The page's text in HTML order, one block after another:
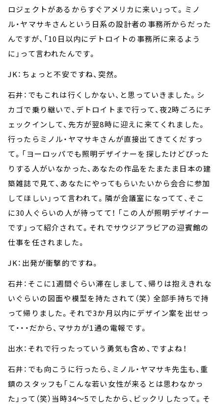
ロジェクトがあるからすぐアメリカに来い」って。ミノ
ル・ヤマサキさんという日系の設計者の事務所からだった
んですが、「10日以内にデトロイトの事務所に来るよう
に」って言われたんです。
JK：ちょっと不安ですね、突然。
石井：でもこれは行くしかない、と思っていきました。シ
カゴで乗り継いで、デトロイトまで行って、夜2時ごろにチ
ェックインして、先方が翌8時に迎えに来てくれました。
行ったらミノル・ヤマサキさんが直接出てきてくだすっ
て。「ヨーロッパでも照明デザイナーを探したけどぴった
りする人がいなかった、あなたの作品をたまたま日本の建
築雑誌で見て、あなたにやってもらいたいから会合に参加
してほしい」って言われて。隣が会議室になってて、そこ
に30人ぐらいの人が待ってて！ 「この人が照明デザイナー
です」って紹介されて。それでサウジアラビアの迎賓館の
仕事を任されました。
JK：出発が衝撃的ですね。
石井：そこに1週間ぐらい滞在しまして、帰りは抱えきれな
いぐらいの図面や模型を持たされて（笑） 全部手持ちで持
って帰りました。それで3か月以内にデザイン案を出せっ
て・・・だから、マサカが1通の電報です。
出水：それで行ったっていう勇気も含め、ですよね！
石井：でも向こうに行ったら、ミノル・ヤマサキ先生も、重
鎮のスタッフも「こんな若い女性が来るとは思わなかっ
た」って（笑）当時34～5でしたから、ビックリしたって。そ